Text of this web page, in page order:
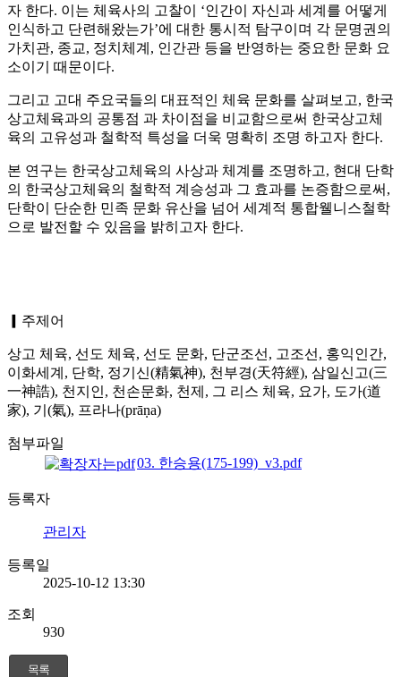
자 한다. 이는 체육사의 고찰이 ‘인간이 자신과 세계를 어떻게
인식하고 단련해왔는가’에 대한 통시적 탐구이며 각 문명권의
가치관, 종교, 정치체계, 인간관 등을 반영하는 중요한 문화 요
소이기 때문이다.
그리고 고대 주요국들의 대표적인 체육 문화를 살펴보고, 한국
상고체육과의 공통점 과 차이점을 비교함으로써 한국상고체
육의 고유성과 철학적 특성을 더욱 명확히 조명 하고자 한다.
본 연구는 한국상고체육의 사상과 체계를 조명하고, 현대 단학
의 한국상고체육의 철학적 계승성과 그 효과를 논증함으로써,
단학이 단순한 민족 문화 유산을 넘어 세계적 통합웰니스철학
으로 발전할 수 있음을 밝히고자 한다.
▎주제어
상고 체육, 선도 체육, 선도 문화, 단군조선, 고조선, 홍익인간,
이화세계, 단학, 정기신(精氣神), 천부경(天符經), 삼일신고(三
一神誥), 천지인, 천손문화, 천제, 그 리스 체육, 요가, 도가(道
家), 기(氣), 프라나(prāṇa)
첨부파일
03. 한승용(175-199)_v3.pdf
등록자
관리자
등록일
2025-10-12 13:30
조회
930
목록